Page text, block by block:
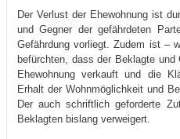
Der Verlust der Ehewohnung ist
und Gegner der gefährdeten
Gefährdung vorliegt. Zudem ist –
befürchten, dass der Beklagte und
Ehewohnung verkauft und die
Erhalt der Wohnmöglichkeit und
Der auch schriftlich geforderte
Beklagten bislang verweigert.